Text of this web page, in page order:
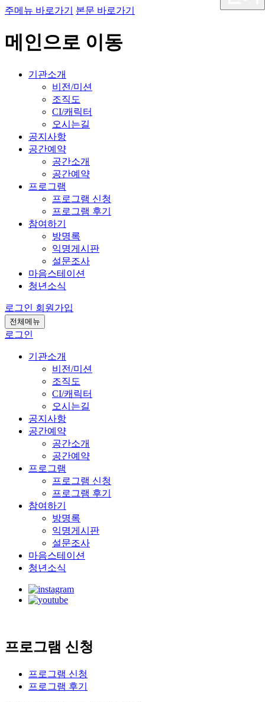
주메뉴 바로가기 본문 바로가기
메인으로 이동
기관소개
비전/미션
조직도
CI/캐릭터
오시는길
공지사항
공간예약
공간소개
공간예약
프로그램
프로그램 신청
프로그램 후기
참여하기
방명록
익명게시판
설문조사
마음스테이션
청년소식
로그인 회원가입
전체메뉴
로그인
기관소개
비전/미션
조직도
CI/캐릭터
오시는길
공지사항
공간예약
공간소개
공간예약
프로그램
프로그램 신청
프로그램 후기
참여하기
방명록
익명게시판
설문조사
마음스테이션
청년소식
프로그램 신청
프로그램 신청
프로그램 후기